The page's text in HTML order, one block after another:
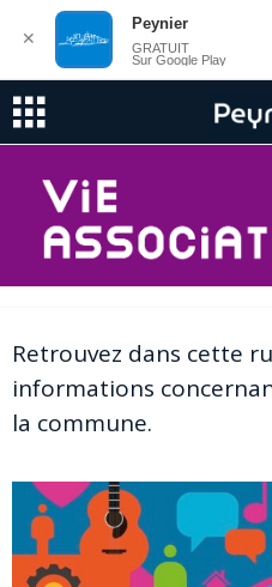
Retrouvez dans cette
informations
la commune.
✕
Peynier
GRATUIT
Sur Google Play